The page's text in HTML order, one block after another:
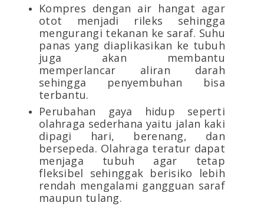
Kompres dengan air hangat agar
otot menjadi rileks sehingga
mengurangi tekanan ke saraf. Suhu
panas yang diaplikasikan ke tubuh
juga akan membantu
memperlancar aliran darah
sehingga penyembuhan bisa
terbantu.
Perubahan gaya hidup seperti
olahraga sederhana yaitu jalan kaki
dipagi hari, berenang, dan
bersepeda. Olahraga teratur dapat
menjaga tubuh agar tetap
fleksibel sehinggak berisiko lebih
rendah mengalami gangguan saraf
maupun tulang.